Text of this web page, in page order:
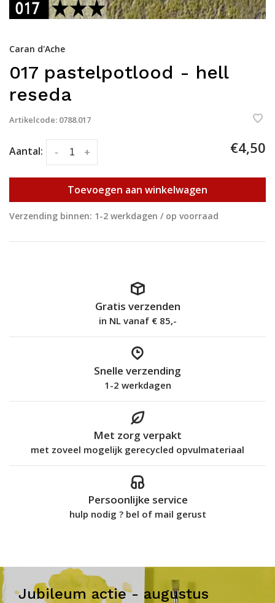
Caran d'Ache
017 pastelpotlood - hell
reseda
Artikelcode: 0788.017
Aantal: +
- €4,50
Toevoegen aan winkelwagen
Verzending binnen: 1-2 werkdagen / op voorraad
Gratis verzenden
in NL vanaf € 85,-
Snelle verzending
1-2 werkdagen
Met zorg verpakt
met zoveel mogelijk gerecycled opvulmateriaal
Persoonlijke service
hulp nodig ? bel of mail gerust
Jubileum actie - augustus